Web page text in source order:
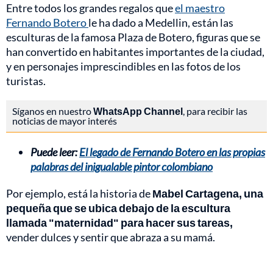
Entre todos los grandes regalos queel maestro
Fernando Boterole ha dado a Medellin, están las
esculturas de la famosa Plaza de Botero, figuras que se
han convertido en habitantes importantes de la ciudad,
y en personajes imprescindibles en las fotos de los
turistas.
Síganos en nuestroWhatsApp Channel , para recibir las
noticias de mayor interés
Puede leer:El legado de Fernando Botero en las propias
palabras del inigualable pintor colombiano
Por ejemplo, está la historia deMabel Cartagena, una
pequeña que se ubica debajo de la escultura
llamada "maternidad" para hacer sus tareas,
vender dulces y sentir que abraza a su mamá.